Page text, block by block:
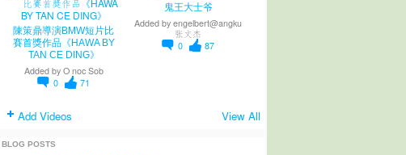
陳策鼎導演BMW短片比
賽首獎作品《HAWA BY
TAN CE DING》
Added by O noc Sob
0
71
鬼王大士爷
Added byengelbert@angku
张文杰
0
87
Add Videos View All
BLOG POSTS